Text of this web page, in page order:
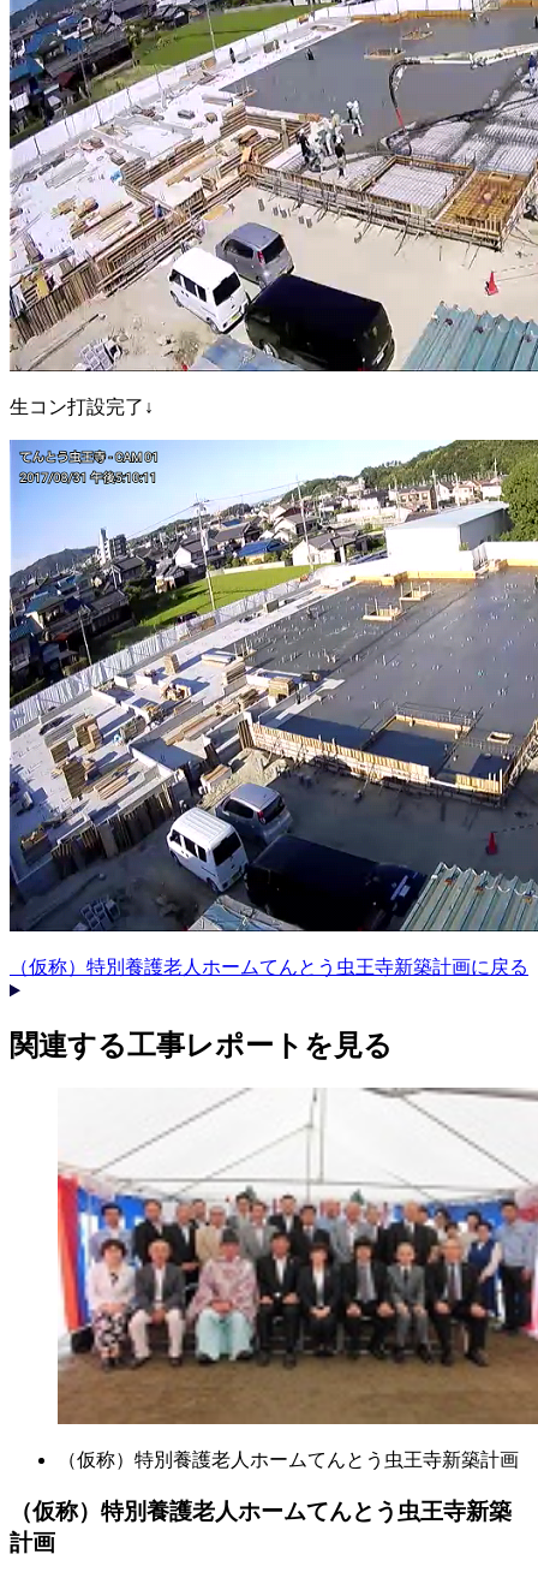
生コン打設完了↓
（仮称）特別養護老人ホームてんとう虫王寺新築計画に戻る
関連する​工事レポートを​見る​
（仮称）特別養護老人ホームてんとう虫王寺新築計画
（仮称）特別養護老人ホームてんとう虫王寺新築
計画